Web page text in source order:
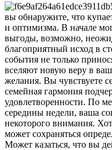
вы обнаружите, что
и оптимизма. В начале
выгоды, возможно,
благоприятный исход в
события не только
вселяют новую веру в
желания. Вы чувствуете
семейная гармония
удовлетворенности. По
середины недели, ваша
некоторого внимания.
может сохраняться
Может казаться, что вы